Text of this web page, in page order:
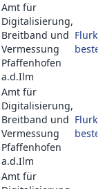
Amt für
Digitalisierung,
Breitband und
Vermessung
Pfaffenhofen
a.d.Ilm
Amt für
Digitalisierung,
Breitband und
Vermessung
Pfaffenhofen
a.d.Ilm
Amt für